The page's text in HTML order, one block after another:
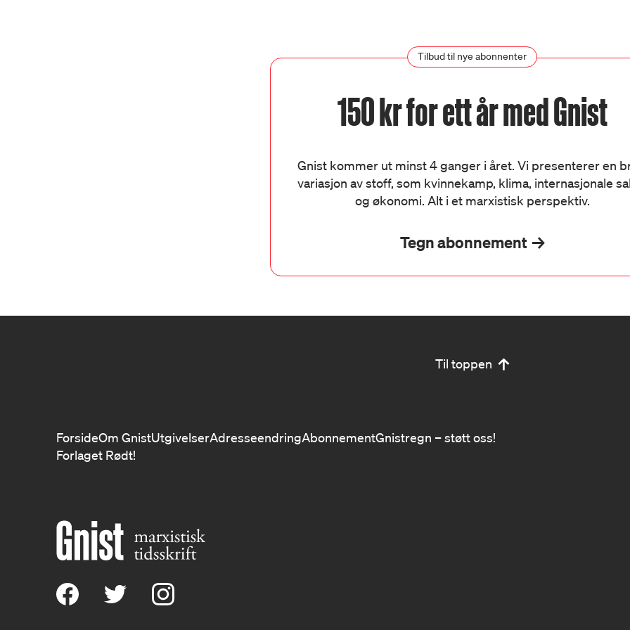
Tilbud til nye abonnenter
150 kr for ett år med Gnist
Gnist kommer ut minst 4 ganger i året. Vi presenterer en
variasjon av stoff, som kvinnekamp, klima, internasjonale
og økonomi. Alt i et marxistisk perspektiv.
Tegn abonnement
Til toppen
ForsideOm GnistUtgivelserAdresseendringAbonnementGnistregn – støtt oss!
Forlaget Rødt!